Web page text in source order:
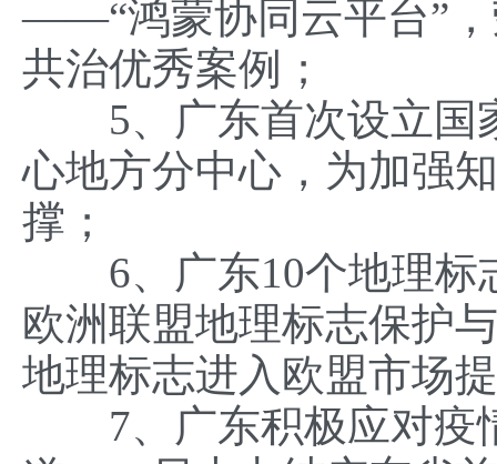
——“鸿蒙协同云平台”，
共治优秀案例；
5、广东首次设立国
心地方分中心，为加强
撑；
6、广东10个地理标
欧洲联盟地理标志保护
地理标志进入欧盟市场
7、广东积极应对疫